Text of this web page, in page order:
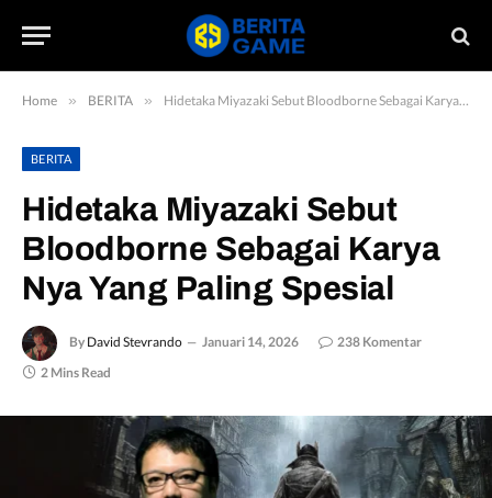
Home » BERITA » Hidetaka Miyazaki Sebut Bloodborne Sebagai Karya Nya Yang Paling Spesial
BERITA
Hidetaka Miyazaki Sebut
Bloodborne Sebagai Karya
Nya Yang Paling Spesial
By David Stevrando Januari 14, 2026
238 Komentar
2 Mins Read